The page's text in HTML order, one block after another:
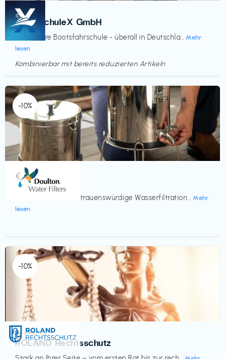
Kurse
BootsschuleX GmbH
Deine faire Bootsfahrschule - überall in Deutschla... Mehr
lesen
€‎
Kombinierbar mit bereits reduzierten Artikeln
-10%
Küche & Haushalt
Doulton
Seit 200 Jahren vertrauenswürdige Wasserfiltration... Mehr
lesen
€‎
-10%
Versicherung
ROLAND Rechtsschutz
€‎